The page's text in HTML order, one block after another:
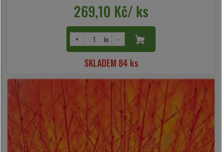
269,10 Kč/ ks
+ ks -
SKLADEM 84 ks